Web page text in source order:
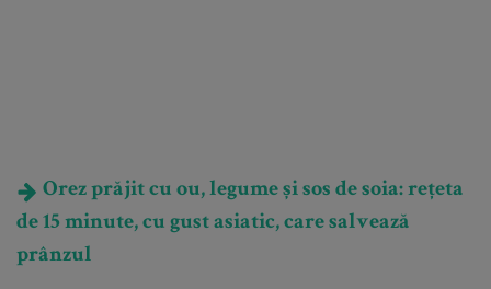
Orez prăjit cu ou, legume și sos de soia: rețeta
de 15 minute, cu gust asiatic, care salvează
prânzul